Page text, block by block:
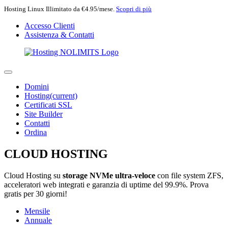
Hosting Linux Illimitato da €4.95/mese. Scopri di più
Accesso Clienti
Assistenza & Contatti
Domini
Hosting(current)
Certificati SSL
Site Builder
Contatti
Ordina
CLOUD HOSTING
Cloud Hosting su storage NVMe ultra-veloce con file system ZFS,
acceleratori web integrati e garanzia di uptime del 99.9%. Prova
gratis per 30 giorni!
Mensile
Annuale